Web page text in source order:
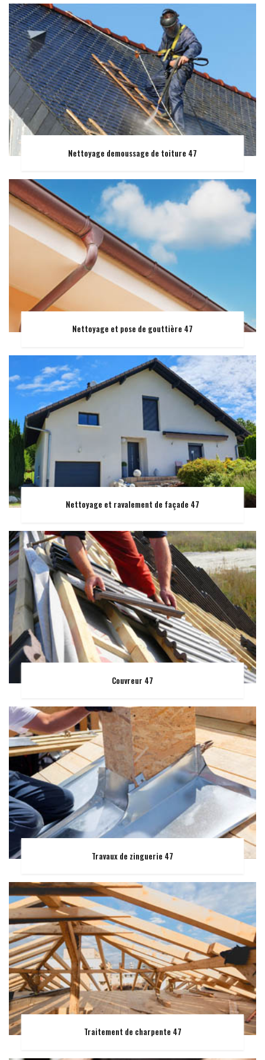
Nettoyage demoussage de toiture 47
Nettoyage et pose de gouttière 47
Nettoyage et ravalement de façade 47
Couvreur 47
Travaux de zinguerie 47
Traitement de charpente 47